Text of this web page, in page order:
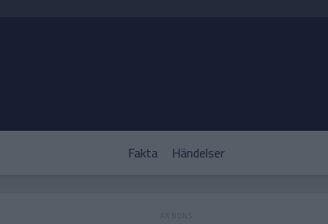
Fakta Händelser